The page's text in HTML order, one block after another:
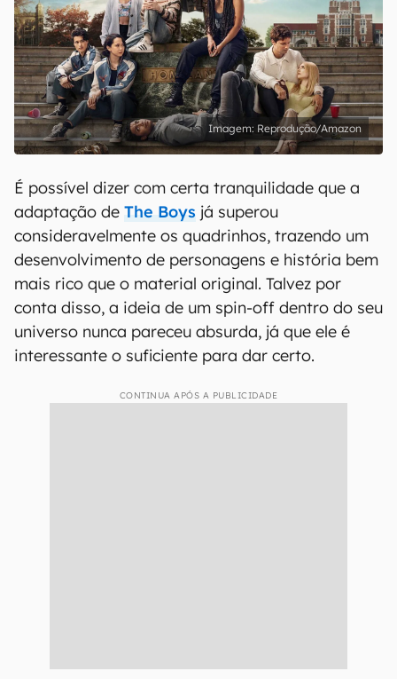
Reprodução/Amazon
É possível dizer com certa tranquilidade que a
adaptação de The Boys já superou
consideravelmente os quadrinhos, trazendo um
desenvolvimento de personagens e história bem
mais rico que o material original. Talvez por
conta disso, a ideia de um spin-off dentro do seu
universo nunca pareceu absurda, já que ele é
interessante o suficiente para dar certo.
CONTINUA APÓS A PUBLICIDADE